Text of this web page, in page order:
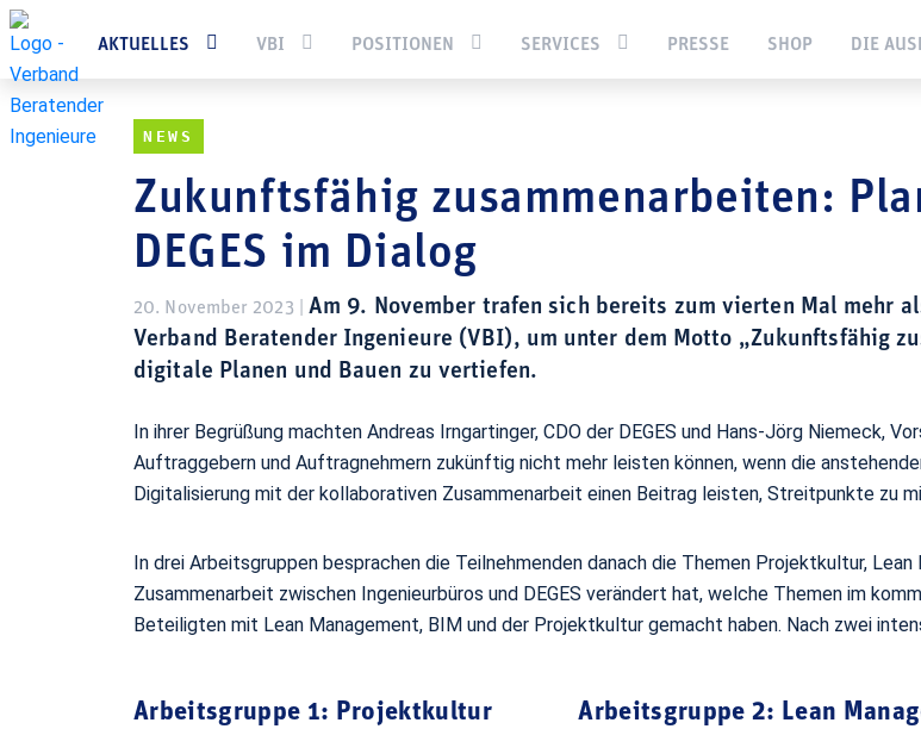
AKTUELLES VBI POSITIONEN SERVICES PRESSE SHOP DIE
Sie befinden sich hier: Startseite Aktuelles Zukunftsfähig zusammenarbeiten:
NEWS
Zukunftsfähig zusammenarbeiten:
DEGES im Dialog
20. November 2023 | Am 9. November trafen sich bereits zum vierten Mal mehr
Verband Beratender Ingenieure (VBI), um unter dem Motto „Zukunftsfähig
digitale Planen und Bauen zu vertiefen.
In ihrer Begrüßung machten Andreas Irngartinger, CDO der DEGES und Hans-Jörg Niemeck,
Auftraggebern und Auftragnehmern zukünftig nicht mehr leisten können, wenn die
Digitalisierung mit der kollaborativen Zusammenarbeit einen Beitrag leisten, Streitpunkte zu
In drei Arbeitsgruppen besprachen die Teilnehmenden danach die Themen Projektkultur,
Zusammenarbeit zwischen Ingenieurbüros und DEGES verändert hat, welche Themen im
Beteiligten mit Lean Management, BIM und der Projektkultur gemacht haben. Nach zwei
Arbeitsgruppe 1: Projektkultur Arbeitsgruppe 2: Lean